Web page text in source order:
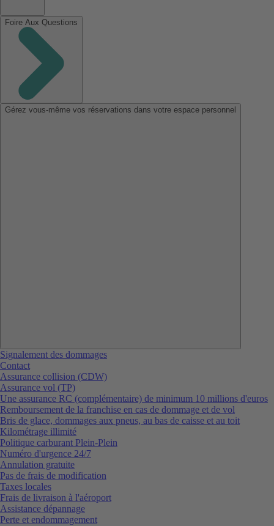
Foire Aux Questions
Gérez vous-même vos réservations dans votre espace personnel
Signalement des dommages
Contact
Assurance collision (CDW)
Assurance vol (TP)
Une assurance RC (complémentaire) de minimum 10 millions d'euros
Remboursement de la franchise en cas de dommage et de vol
Bris de glace, dommages aux pneus, au bas de caisse et au toit
Kilométrage illimité
Politique carburant Plein-Plein
Numéro d'urgence 24/7
Annulation gratuite
Pas de frais de modification
Taxes locales
Frais de livraison à l'aéroport
Assistance dépannage
Perte et endommagement